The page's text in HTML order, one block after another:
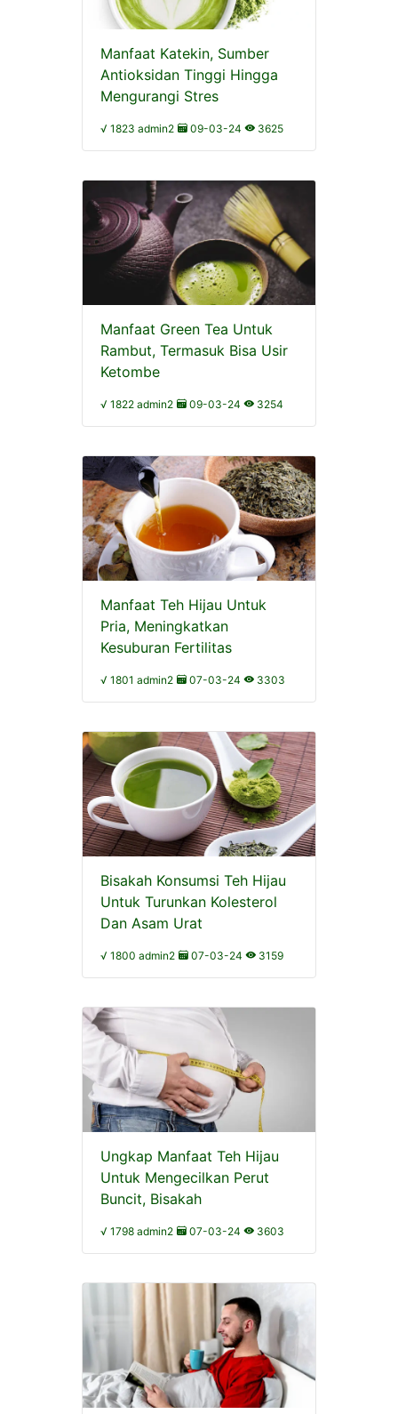
Manfaat Katekin, Sumber
Antioksidan Tinggi Hingga
Mengurangi Stres
√ 1823 admin2 09-03-24 3625
Manfaat Green Tea Untuk
Rambut, Termasuk Bisa Usir
Ketombe
√ 1822 admin2 09-03-24 3254
Manfaat Teh Hijau Untuk
Pria, Meningkatkan
Kesuburan Fertilitas
√ 1801 admin2 07-03-24 3303
Bisakah Konsumsi Teh Hijau
Untuk Turunkan Kolesterol
Dan Asam Urat
√ 1800 admin2 07-03-24 3159
Ungkap Manfaat Teh Hijau
Untuk Mengecilkan Perut
Buncit, Bisakah
√ 1798 admin2 07-03-24 3603